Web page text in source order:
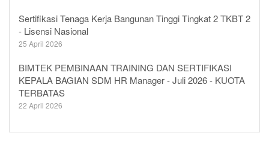
Sertifikasi Tenaga Kerja Bangunan Tinggi Tingkat 2 TKBT 2
- Lisensi Nasional
25 April 2026
BIMTEK PEMBINAAN TRAINING DAN SERTIFIKASI
KEPALA BAGIAN SDM HR Manager - Juli 2026 - KUOTA
TERBATAS
22 April 2026